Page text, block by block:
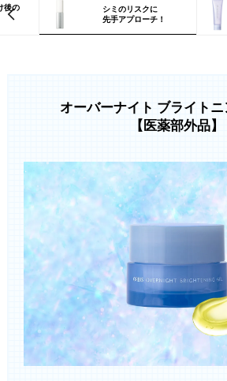
後の
シミのリスクに
先手アプローチ！
オーバーナイト ブライト
【医薬部外品】